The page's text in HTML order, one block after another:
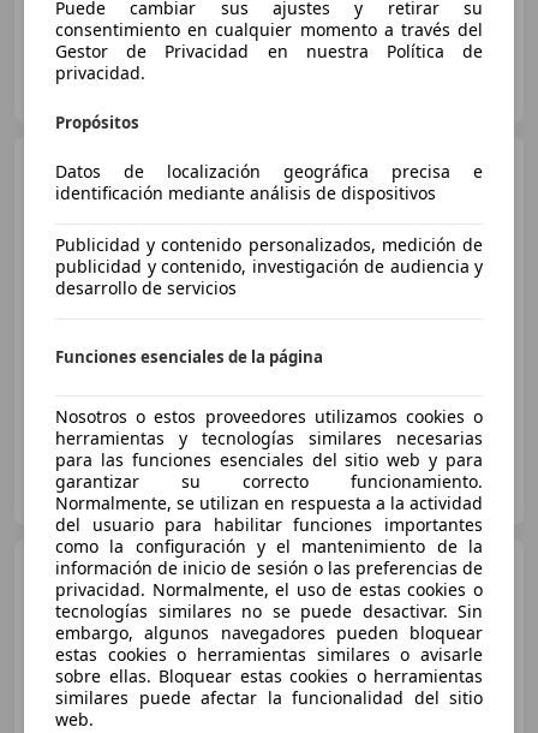
Particular
Audi A63.0TDI quattro S-
Tronic 245
€ 16.590 1
02/2014 162.774 km Diésel
OCASIONPLUS LA MAQUINISTA II
ES-08020 SANT ANDREU
Audi A6 2.0TDI Multitronic
Puede cambiar sus ajustes y retirar su
consentimiento en cualquier momento a través del
Gestor de Privacidad en nuestra Política de
privacidad.
Propósitos
Datos de localización geográfica precisa e
identificación mediante análisis de dispositivos
Publicidad y contenido personalizados, medición de
publicidad y contenido, investigación de audiencia y
desarrollo de servicios
Funciones esenciales de la página
Nosotros o estos proveedores utilizamos cookies o
herramientas y tecnologías similares necesarias
para las funciones esenciales del sitio web y para
garantizar su correcto funcionamiento.
Normalmente, se utilizan en respuesta a la actividad
del usuario para habilitar funciones importantes
como la configuración y el mantenimiento de la
información de inicio de sesión o las preferencias de
privacidad. Normalmente, el uso de estas cookies o
tecnologías similares no se puede desactivar. Sin
embargo, algunos navegadores pueden bloquear
estas cookies o herramientas similares o avisarle
sobre ellas. Bloquear estas cookies o herramientas
similares puede afectar la funcionalidad del sitio
web.